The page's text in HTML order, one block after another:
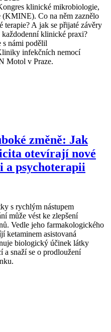
klinické mikrobiologie,
(KMINE). Co na něm zaznělo
terapie? A jak se přijaté závěry
klinické praxi?
s námi podělil
infekčních nemocí
Motol v Praze.
změně: Jak
otevírají nové
a psychoterapii
s rychlým nástupem
může vést ke zlepšení
Vedle jeho farmakologického
ketaminem asistovaná
biologický účinek látky
a snaží se o prodloužení